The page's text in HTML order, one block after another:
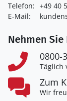
Telefon: +49 40
E-Mail:
Nehmen
0800-
Täglich
Zum
Wir